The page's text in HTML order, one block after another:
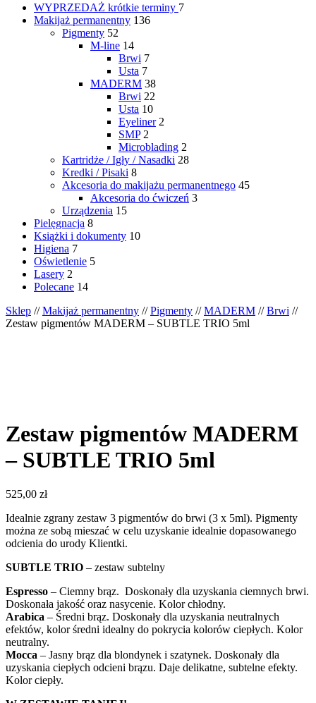
WYPRZEDAŻ krótkie terminy 7
Makijaż permanentny 136
Pigmenty 52
M-line 14
Brwi 7
Usta 7
MADERM 38
Brwi 22
Usta 10
Eyeliner 2
SMP 2
Microblading 2
Kartridże / Igły / Nasadki 28
Kredki / Pisaki 8
Akcesoria do makijażu permanentnego 45
Akcesoria do ćwiczeń 3
Urządzenia 15
Pielęgnacja 8
Książki i dokumenty 10
Higiena 7
Oświetlenie 5
Lasery 2
Polecane 14
Sklep //Makijaż permanentny //Pigmenty //MADERM //Brwi //
Zestaw pigmentów MADERM – SUBTLE TRIO 5ml
Zestaw pigmentów MADERM
– SUBTLE TRIO 5ml
525,00 zł
Idealnie zgrany zestaw 3 pigmentów do brwi (3 x 5ml). Pigmenty
można ze sobą mieszać w celu uzyskanie idealnie dopasowanego
odcienia do urody Klientki.
SUBTLE TRIO – zestaw subtelny
Espresso – Ciemny brąz. Doskonały dla uzyskania ciemnych brwi.
Doskonała jakość oraz nasycenie. Kolor chłodny.
Arabica – Średni brąz. Doskonały dla uzyskania neutralnych
efektów, kolor średni idealny do pokrycia kolorów ciepłych. Kolor
neutralny.
Mocca – Jasny brąz dla blondynek i szatynek. Doskonały dla
uzyskania ciepłych odcieni brązu. Daje delikatne, subtelne efekty.
Kolor ciepły.